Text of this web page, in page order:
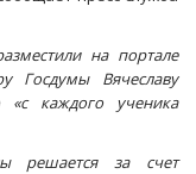
на портале
Госдумы Вячеславу
«с каждого ученика
решается за счет